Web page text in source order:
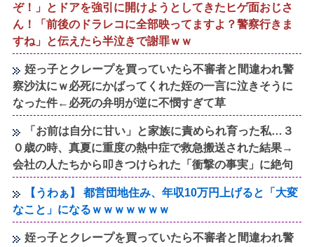
ぞ！」とドアを強引に開けようとしてきたヒゲ面おじさ
ん！「前後のドラレコに全部映ってますよ？警察行きま
すね」と伝えたら半泣きで謝罪ｗｗ
姪っ子とクレープを買っていたら不審者と間違われ警
察沙汰にｗ必死にかばってくれた姪の一言に泣きそうに
なった件←必死の弁明が逆に不憫すぎて草
「お前は自分に甘い」と家族に責められ育った私…３
０歳の時、真夏に重度の熱中症で救急搬送された結果→
会社の人たちから叩きつけられた「衝撃の事実」に絶句
【うわぁ】 都営団地住み、年収10万円上げると「大変
なこと」になるｗｗｗｗｗｗｗ
姪っ子とクレープを買っていたら不審者と間違われ警